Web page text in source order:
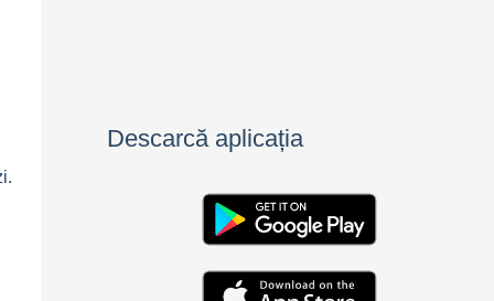
Descarcă aplicația